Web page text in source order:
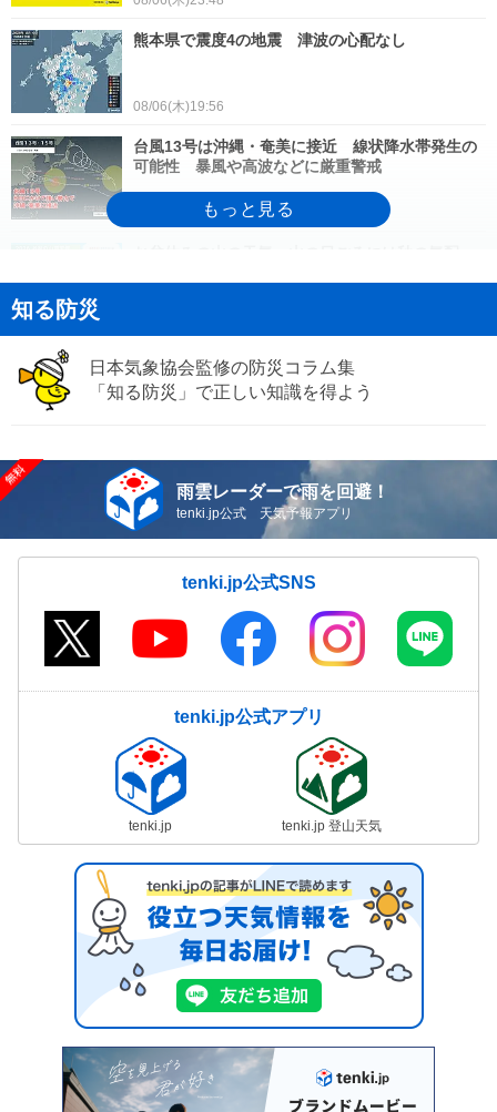
熊本県で震度4の地震 津波の心配なし
08/06(木)19:56
台風13号は沖縄・奄美に接近 線状降水帯発生の
可能性 暴風や高波などに厳重警戒
08/06(木)18:00
20日ぶりに猛暑日が観測された北海道! 今後の暑
さの見通しは?
お盆は関東・東北で平年より低い気温に 西日本
は猛暑続く 1か月予報
08/06(木)16:11
気象予報士の解説をもっと見る
知る防災
日本気象協会監修の防災コラム集
「知る防災」で正しい知識を得よう
雨雲レーダーで雨を回避！
tenki.jp公式 天気予報アプリ
tenki.jp公式SNS
tenki.jp公式アプリ
tenki.jp tenki.jp 登山天気